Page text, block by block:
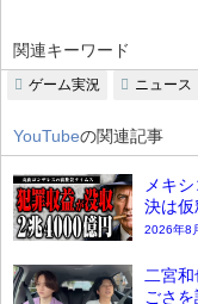
関連キーワード
ゲーム実況 ニュース
YouTubeの関連記事
メキ
決は仮
2026年8
二宮
ごさ